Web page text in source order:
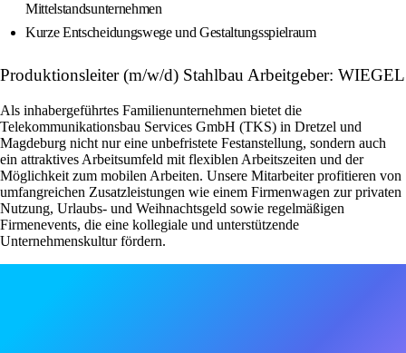
Mittelstandsunternehmen
Kurze Entscheidungswege und Gestaltungsspielraum
Produktionsleiter (m/w/d) Stahlbau Arbeitgeber: WIEGEL
Als inhabergeführtes Familienunternehmen bietet die
Telekommunikationsbau Services GmbH (TKS) in Dretzel und
Magdeburg nicht nur eine unbefristete Festanstellung, sondern auch
ein attraktives Arbeitsumfeld mit flexiblen Arbeitszeiten und der
Möglichkeit zum mobilen Arbeiten. Unsere Mitarbeiter profitieren von
umfangreichen Zusatzleistungen wie einem Firmenwagen zur privaten
Nutzung, Urlaubs- und Weihnachtsgeld sowie regelmäßigen
Firmenevents, die eine kollegiale und unterstützende
Unternehmenskultur fördern.